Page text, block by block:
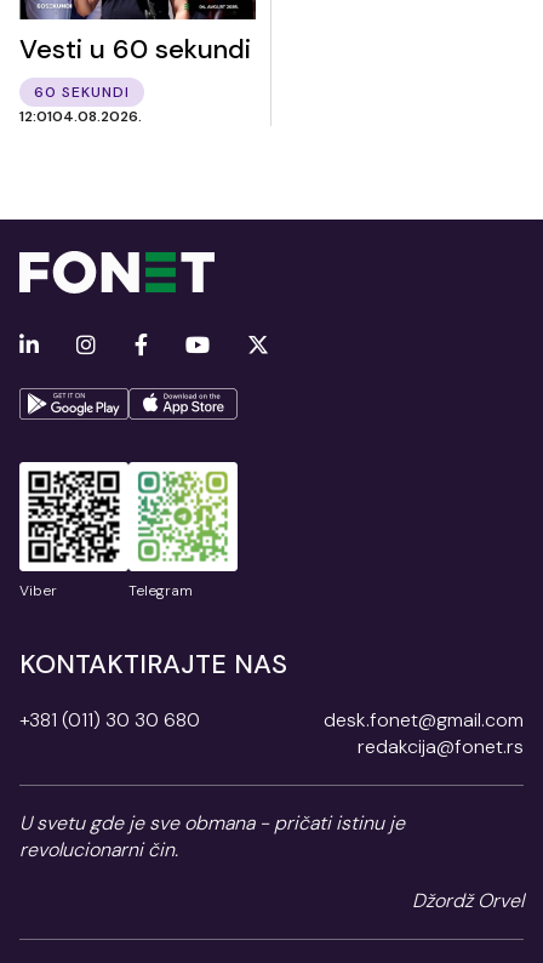
Vesti u 60 sekundi
60 SEKUNDI
12:0104.08.2026.
Viber Telegram
KONTAKTIRAJTE NAS
+381 (011) 30 30 680
desk.fonet@gmail.com
redakcija@fonet.rs
U svetu gde je sve obmana - pričati istinu je
revolucionarni čin.
Džordž Orvel